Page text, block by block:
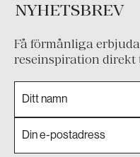
NYHETSBREV
Få förmånliga
reseinspiration